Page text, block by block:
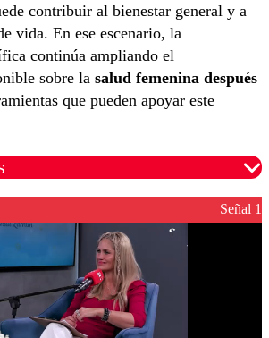
contribuir al bienestar general y a
vida. En ese escenario, la
continúa ampliando el
sobre la salud femenina después
que pueden apoyar este
son moderados para garantizar un
diálogo respetuoso.
Señal 1